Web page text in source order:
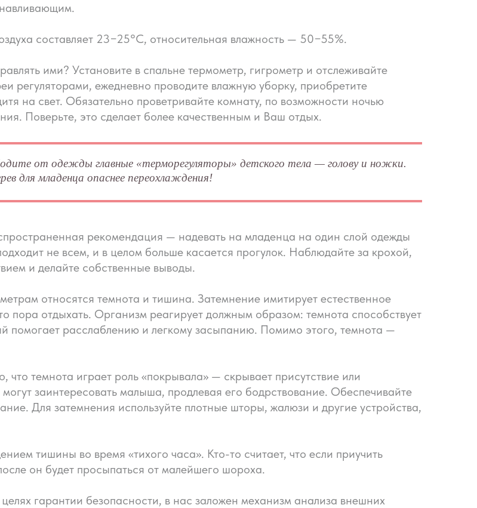
составляет 23−25°С, относительная влажность — 50−55%.
ими? Установите в спальне термометр, гигрометр и отслеживайте
регуляторами, ежедневно проводите влажную уборку, приобретите
на свет. Обязательно проветривайте комнату, по возможности ночью
Поверьте, это сделает более качественным и Ваш отдых.
от одежды главные «терморегуляторы» детского тела — голову и ножки.
для младенца опаснее переохлаждения!
рекомендация — надевать на младенца на один слой одежды
не всем, и в целом больше касается прогулок. Наблюдайте за крохой,
и делайте собственные выводы.
относятся темнота и тишина. Затемнение имитирует естественное
пора отдыхать. Организм реагирует должным образом: темнота способствует
помогает расслаблению и легкому засыпанию. Помимо этого, темнота —
что темнота играет роль «покрывала» — скрывает присутствие или
заинтересовать малыша, продлевая его бодрствование. Обеспечивайте
Для затемнения используйте плотные шторы, жалюзи и другие устройства,
тишины во время «тихого часа». Кто-то считает, что если приучить
он будет просыпаться от малейшего шороха.
гарантии безопасности, в нас заложен механизм анализа внешних